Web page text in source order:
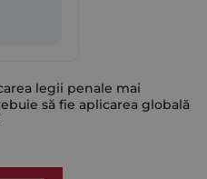
legii penale mai
să fie aplicarea globală